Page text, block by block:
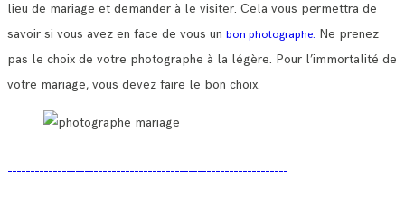
lieu de mariage et demander à le visiter. Cela vous permettra de
savoir si vous avez en face de vous un bon photographe. Ne prenez
pas le choix de votre photographe à la légère. Pour l’immortalité de
votre mariage, vous devez faire le bon choix.